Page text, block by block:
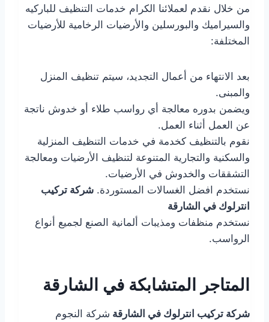
من خلال نقدم لعملائنا الكرام خدمات التنظيف للباركيه
والسيراميك والبورسلين والأرضيات الرخامية للأرضيات
المختلفة:
بعد الانتهاء من أعمال التجديد، سيتم تنظيف المنزل
والمبنى.
ويضمن بدوره معالجة أي رواسب طلاء أو خدوش ناتجة
عن العمل أثناء العمل.
نقوم بالتنظيف كخدمة في خدمات التنظيف المنزلية
والسكنية والتجارية المتنوعة لتنظيف الأرضيات ومعالجة
التشققات والخدوش في الأرضيات.
نستخدم افضل الغسالات المستوردة. شركة تركيب
انترلوك في الشارقة
نستخدم منظفات ومذيبات ألمانية الصنع لجميع أنواع
الرواسب.
المتاجر المتشابكة في الشارقة
شركة تركيب انترلوك في الشارقة شركة النجوم